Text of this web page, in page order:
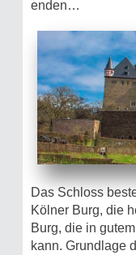
enden…
Das Schloss
Kölner Burg, die
Burg, die in
kann. Grundlage